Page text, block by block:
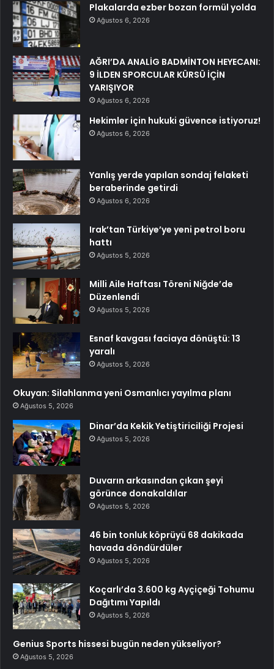
Plakalarda ezber bozan formül yolda
Ağustos 6, 2026
AĞRI’DA ANALİG BADMİNTON HEYECANI:
9 İLDEN SPORCULAR KÜRSÜ İÇİN
YARIŞIYOR
Ağustos 6, 2026
Hekimler için hukuki güvence istiyoruz!
Ağustos 6, 2026
Yanlış yerde yapılan sondaj felaketi
beraberinde getirdi
Ağustos 6, 2026
Irak’tan Türkiye’ye yeni petrol boru
hattı
Ağustos 5, 2026
Milli Aile Haftası Töreni Niğde’de
Düzenlendi
Ağustos 5, 2026
Esnaf kavgası faciaya dönüştü: 13
yaralı
Ağustos 5, 2026
Okuyan: Silahlanma yeni Osmanlıcı yayılma planı
Ağustos 5, 2026
Dinar’da Kekik Yetiştiriciliği Projesi
Ağustos 5, 2026
Duvarın arkasından çıkan şeyi
görünce donakaldılar
Ağustos 5, 2026
46 bin tonluk köprüyü 68 dakikada
havada döndürdüler
Ağustos 5, 2026
Koçarlı’da 3.600 kg Ayçiçeği Tohumu
Dağıtımı Yapıldı
Ağustos 5, 2026
Genius Sports hissesi bugün neden yükseliyor?
Ağustos 5, 2026